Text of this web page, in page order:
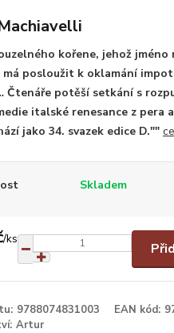
kořene, jehož jméno
posloužit k oklamání
Čtenáře potěší setkání s
italské renesance z pera
jako 34. svazek edice D.""
Skladem
/ks
9788074831003 EAN kód:
Artur